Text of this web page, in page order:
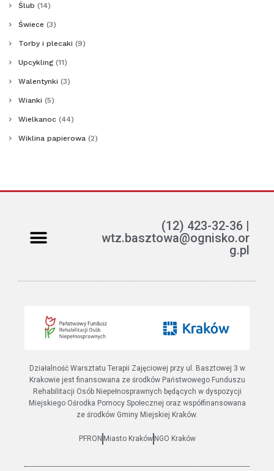
Ślub (14)
Świece (3)
Torby i plecaki (9)
Upcykling (11)
Walentynki (3)
Wianki (5)
Wielkanoc (44)
Wiklina papierowa (2)
(12) 423-32-36 |
wtz.basztowa@ognisko.or
g.pl
Działalność Warsztatu Terapii Zajęciowej przy ul. Basztowej 3 w
Krakowie jest finansowana ze środków Państwowego Funduszu
Rehabilitacji Osób Niepełnosprawnych będących w dyspozycji
Miejskiego Ośrodka Pomocy Społecznej oraz współfinansowana
ze środków Gminy Miejskiej Kraków.
PFRON Miasto Kraków NGO Kraków